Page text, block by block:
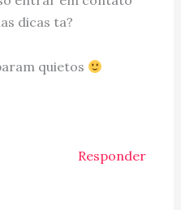
dicas ta?
quietos
Responder